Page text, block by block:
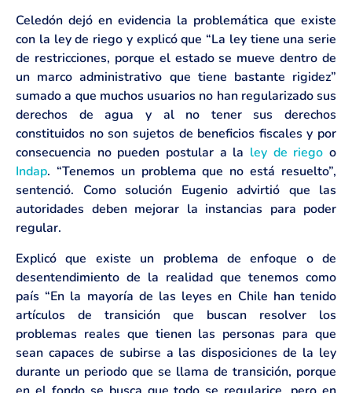
Celedón dejó en evidencia la problemática que existe
con la ley de riego y explicó que “La ley tiene una serie
de restricciones, porque el estado se mueve dentro de
un marco administrativo que tiene bastante rigidez”
sumado a que muchos usuarios no han regularizado sus
derechos de agua y al no tener sus derechos
constituidos no son sujetos de beneficios fiscales y por
consecuencia no pueden postular a la ley de riego o
Indap. “Tenemos un problema que no está resuelto”,
sentenció. Como solución Eugenio advirtió que las
autoridades deben mejorar la instancias para poder
regular.
Explicó que existe un problema de enfoque o de
desentendimiento de la realidad que tenemos como
país “En la mayoría de las leyes en Chile han tenido
artículos de transición que buscan resolver los
problemas reales que tienen las personas para que
sean capaces de subirse a las disposiciones de la ley
durante un periodo que se llama de transición, porque